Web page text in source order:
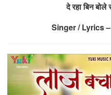
दे रहा बिन
Singer / Lyrics